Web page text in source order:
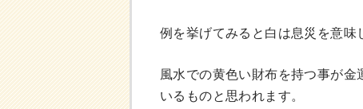
例を挙げてみると白は息災を意味
風水での黄色い財布を持つ事が
いるものと思われます。